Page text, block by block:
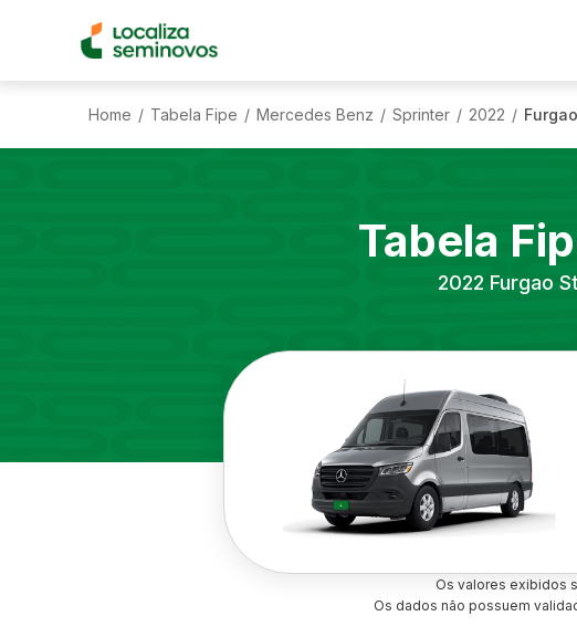
Home / Tabela Fipe / Mercedes Benz / Sprinter / 2022 /
Tabela
2022 Furgao
Os valores exibidos
Os dados não possuem